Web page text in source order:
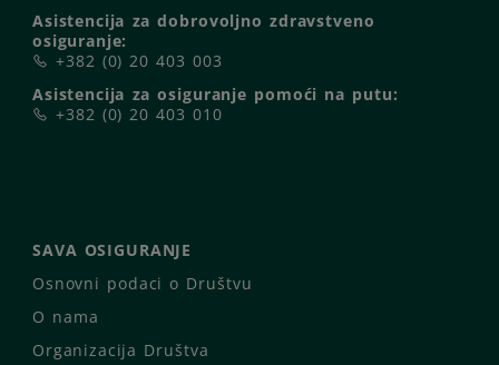
Asistencija za dobrovoljno zdravstveno
osiguranje:
+382 (0) 20 403 003
Asistencija za osiguranje pomoći na putu:
+382 (0) 20 403 010
SAVA OSIGURANJE
Osnovni podaci o Društvu
O nama
Organizacija Društva